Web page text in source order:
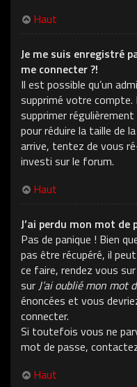
Haut
Je me suis enregistré
me connecter ?!
Il est possible qu’un
supprimé votre
supprimer
pour réduire la taille de
arrive, tentez de vous
investi sur le forum.
Haut
J’ai perdu mon mot de
Pas de panique ! Bien
pas être récupéré, il
ce faire, rendez vous
sur J’ai oublié mon mot
énoncées et vous
connecter.
Si toutefois vous ne
mot de passe,
Haut